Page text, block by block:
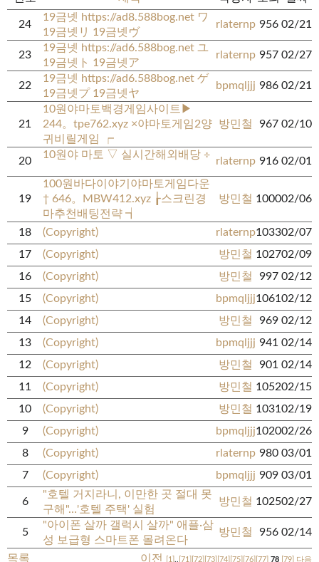
24
19금넷 https://ad8.588bog.net ワ
19금넷リ 19금넷ヴ
rlaternp 956 02/21
23
19금넷 https://ad6.588bog.net ユ
19금넷ト 19금넷ア
rlaternp 957 02/27
22
19금넷 https://ad6.588bog.net ゲ
19금넷プ 19금넷ヤ
bpmqljjj 986 02/21
21
10원야마토백경게임사이트▶
244。tpe762.xyz ×야마토게임2양
귀비릴­게임 ┍
방민철 967 02/10
20
10원야 마토 ▽ 실시간해외배당 ÷
rlaternp 916 02/01
19
100원바다이야기야마토게임다운
† 646。MBW412.xyz ┟스크린경
마추천배팅전략 ┪
방민철 100002/06
18 (Copyright) rlaternp103302/07
17
(Copyright) 방민철 102702/09
16
(Copyright) 방민철 997 02/12
15
(Copyright) bpmqljjj1061 02/12
14
(Copyright) 방민철 969 02/12
13
(Copyright) bpmqljjj 941 02/14
12
(Copyright) 방민철 901 02/14
11
(Copyright) 방민철 105202/15
10
(Copyright) 방민철 1031 02/19
9
(Copyright) bpmqljjj102002/26
8
(Copyright) rlaternp 980 03/01
7
(Copyright) bpmqljjj 909 03/01
6
"호텔 거지라니, 이만한 곳 절대 못
구해"…'호텔 주택' 실험
방민철 102502/27
5
"아이폰 살까 갤럭시 살까" 애플·삼
성 보급형 스마트폰 몰려온다
방민철 956 02/14
목록 이전 [1] [71] [72] [73] [74] [75] [76] [77] 78 [79] 다음